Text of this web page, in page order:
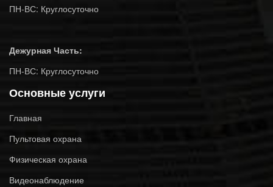
ПН-ВС: Круглосуточно
Дежурная Часть:
ПН-ВС: Круглосуточно
Основные услуги
Главная
Пультовая охрана
Физическая охрана
Видеонаблюдение